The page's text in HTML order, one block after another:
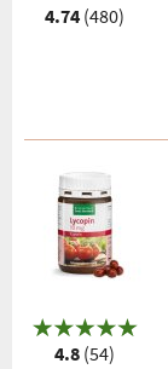
4.74 (480)
4.8 (54)